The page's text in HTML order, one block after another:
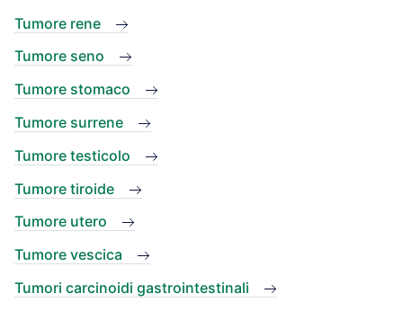
Tumore rene
Tumore seno
Tumore stomaco
Tumore surrene
Tumore testicolo
Tumore tiroide
Tumore utero
Tumore vescica
Tumori carcinoidi gastrointestinali